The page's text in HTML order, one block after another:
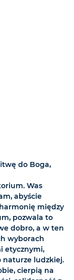
do Boga,
Was
abyście
między
pozwala to
dobro, a w ten
wyborach
etycznymi,
naturze ludzkiej.
cierpią na